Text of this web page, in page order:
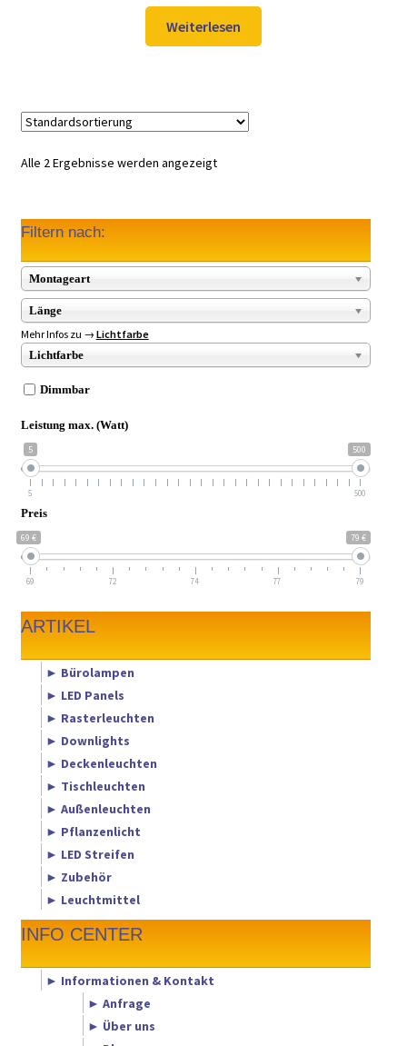
war:
93,98 €
ist:
69,97 €.
Weiterlesen
Alle 2 Ergebnisse werden angezeigt
Filtern nach:
Montageart
Länge
Mehr Infos zu → Lichtfarbe
Lichtfarbe
Dimmbar
Leistung max. (Watt)
5 500
5 500
Preis
69 € 79 €
69 72 74 77 79
ARTIKEL
► Bürolampen
► LED Panels
► Rasterleuchten
► Downlights
► Deckenleuchten
► Tischleuchten
► Außenleuchten
► Pflanzenlicht
► LED Streifen
► Zubehör
► Leuchtmittel
INFO CENTER
► Informationen & Kontakt
► Anfrage
► Über uns